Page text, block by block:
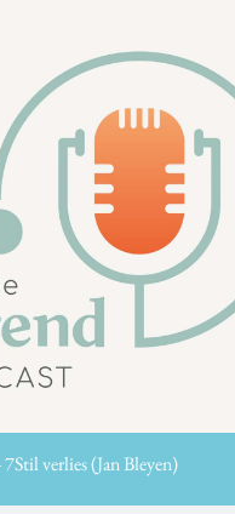
verlies (Jan Bleyen)